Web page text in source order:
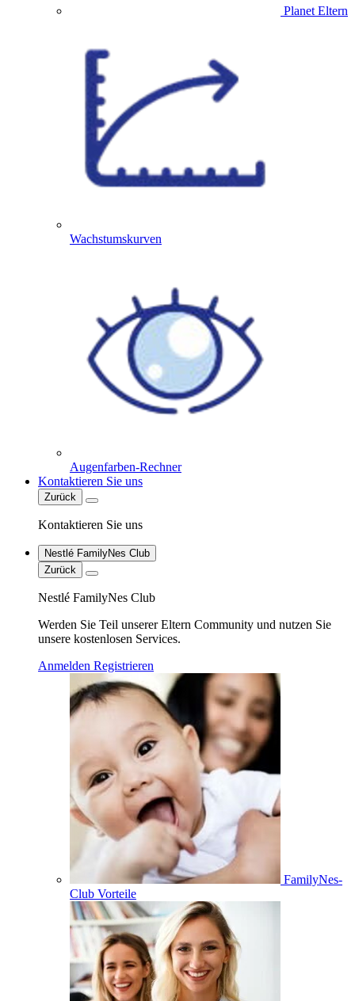
Planet Eltern
Wachstumskurven
Augenfarben-Rechner
Kontaktieren Sie uns
Zurück
Kontaktieren Sie uns
Nestlé FamilyNes Club
Zurück
Nestlé FamilyNes Club
Werden Sie Teil unserer Eltern Community und nutzen Sie
unsere kostenlosen Services.
Anmelden Registrieren
FamilyNes-
Club Vorteile